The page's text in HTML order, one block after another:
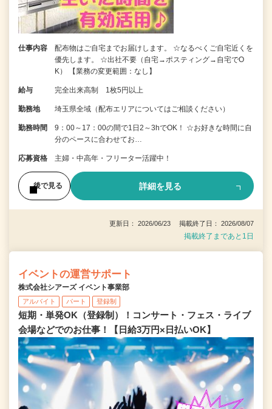
仕事内容
配布物はご自宅までお届けします。 ☆なるべくご自宅近くを
優先します。 ☆出社不要（自宅→ポスティング→自宅でO
K） 【業務の変更範囲：なし】
給与 完全出来高制 1枚5円以上
勤務地 埼玉県全域（配布エリアについてはご相談ください）
勤務時間
9：00～17：00の間で1日2～3hでOK！ ☆お好きな時間に自
分のペースに合わせてお…
応募資格 主婦・中高年・フリーター活躍中！
後で見る 詳細を見る
更新日： 2026/06/23 掲載終了日： 2026/08/07
掲載終了まであと1日
イベントの運営サポート
株式会社シアーズ イベント事業部
アルバイト パート 登録制
短期・単発OK（登録制）！コンサート・フェス・ライブ
会場などでのお仕事！【日給3万円×日払いOK】